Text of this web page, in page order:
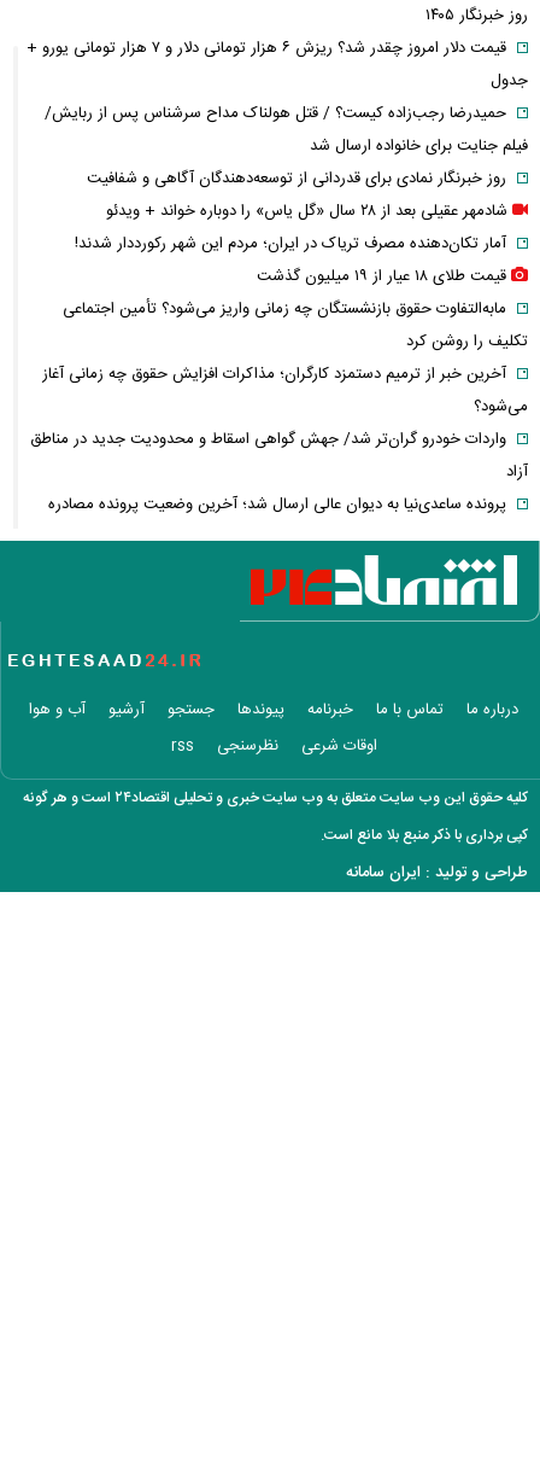
روز خبرنگار ۱۴۰۵
قیمت دلار امروز چقدر شد؟ ریزش ۶ هزار تومانی دلار و ۷ هزار تومانی یورو +
جدول
حمیدرضا رجب‌زاده کیست؟ / قتل هولناک مداح سرشناس پس از ربایش/
فیلم جنایت برای خانواده ارسال شد
روز خبرنگار نمادی برای قدردانی از توسعه‌دهندگان آگاهی و شفافیت
شادمهر عقیلی بعد از ۲۸ سال «گل یاس» را دوباره خواند + ویدئو
آمار تکان‌دهنده مصرف تریاک در ایران؛ مردم این شهر رکورددار شدند!
قیمت طلای ۱۸ عیار از ۱۹ میلیون گذشت
مابه‌التفاوت حقوق بازنشستگان چه زمانی واریز می‌شود؟ تأمین اجتماعی
تکلیف را روشن کرد
آخرین خبر از ترمیم دستمزد کارگران؛ مذاکرات افزایش حقوق چه زمانی آغاز
می‌شود؟
واردات خودرو گران‌تر شد/ جهش گواهی اسقاط و محدودیت جدید در مناطق
آزاد
پرونده ساعدی‌نیا به دیوان عالی ارسال شد؛ آخرین وضعیت پرونده مصادره
اموال
حقوق بازنشستگان چگونه محاسبه می‌شود؟ | شرط مهم تعیین مستمری اعلام
شد
جاسوس پرسپولیس لو رفت؟ / خط و نشان تند تارتار برای افشای اخبار
رختکن
آمریکا برای پایان جنگ با ایران قطعنامه داد؛ تصمیم با ترامپ است + عکس
امتیاز واردات خودرو ۳ میلیارد تومان! / رانت جدید در بازار خودرو چیست؟
برنج چند شد؟/ قیمت جدید برنج ایرانی، هندی و پاکستانی اعلام شد
فیلم/سحر دولتشاهی با این ویدئو بیشتر محبوب شد
بورس ترکاند/ شاخص کل ۱۲۴ هزار واحد جهش کرد و ۵.۵ میلیونی شد
درباره ما تماس با ما خبرنامه پیوندها جستجو آرشیو
آب و هوا
اوقات شرعی
نظرسنجی rss
کلیه حقوق این وب سایت متعلق به وب سایت خبری و تحلیلی اقتصاد۲۴ است و هر گونه
کپی برداری با ذکر منبع بلا مانع است.
طراحی و تولید : ایران سامانه